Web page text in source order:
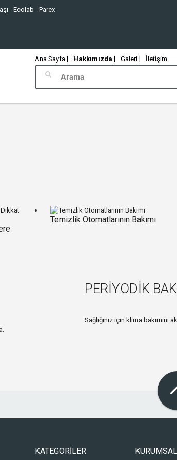
- Ecolab - Parex
Ana Sayfa | Hakkımızda | Galeri | İletişim
Temizlik Otomatlarının Bakımı
PERİYODİK
Sağlığınız için klima bakımını
KATEGORİLER KURUMSAL